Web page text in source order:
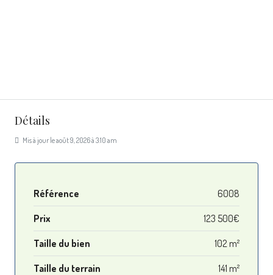
Détails
Mis à jour le août 9, 2026 à 3:10 am
Référence 6008
Prix 123 500€
Taille du bien 102 m²
Taille du terrain 141 m²